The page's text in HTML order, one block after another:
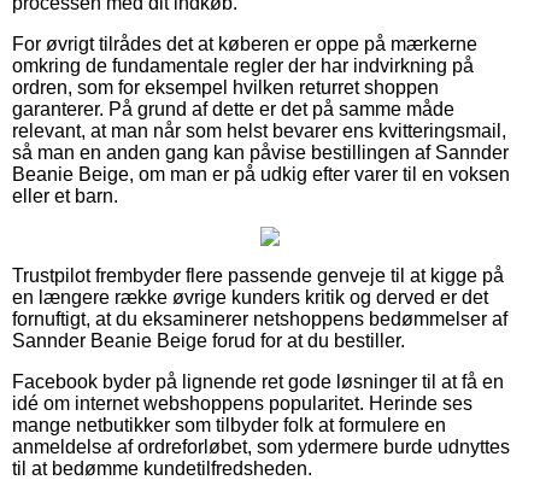
For øvrigt tilrådes det at køberen er oppe på mærkerne
omkring de fundamentale regler der har indvirkning på
ordren, som for eksempel hvilken returret shoppen
garanterer. På grund af dette er det på samme måde
relevant, at man når som helst bevarer ens kvitteringsmail,
så man en anden gang kan påvise bestillingen af Sannder
Beanie Beige, om man er på udkig efter varer til en voksen
eller et barn.
Trustpilot frembyder flere passende genveje til at kigge på
en længere række øvrige kunders kritik og derved er det
fornuftigt, at du eksaminerer netshoppens bedømmelser af
Sannder Beanie Beige forud for at du bestiller.
Facebook byder på lignende ret gode løsninger til at få en
idé om internet webshoppens popularitet. Herinde ses
mange netbutikker som tilbyder folk at formulere en
anmeldelse af ordreforløbet, som ydermere burde udnyttes
til at bedømme kundetilfredsheden.